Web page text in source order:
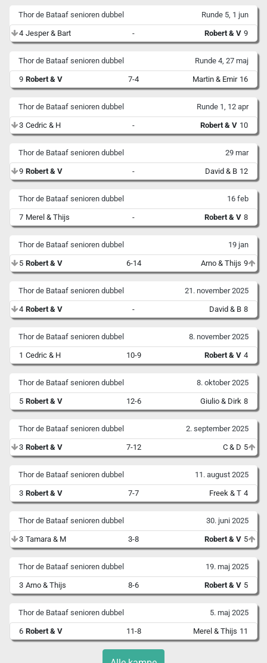
Thor de Bataaf senioren dubbel Runde 5, 1 jun
4 Jesper & Bart - Robert & V 9
Thor de Bataaf senioren dubbel Runde 4, 27 maj
9 Robert & V 7-4 Martin & Emir 16
Thor de Bataaf senioren dubbel Runde 1, 12 apr
3 Cedric & H - Robert & V 10
Thor de Bataaf senioren dubbel 29 mar
9 Robert & V - David & B 12
Thor de Bataaf senioren dubbel 16 feb
7 Merel & Thijs - Robert & V 8
Thor de Bataaf senioren dubbel 19 jan
5 Robert & V 6-14 Arno & Thijs 9
Thor de Bataaf senioren dubbel 21. november 2025
4 Robert & V - David & B 8
Thor de Bataaf senioren dubbel 8. november 2025
1 Cedric & H 10-9 Robert & V 4
Thor de Bataaf senioren dubbel 8. oktober 2025
5 Robert & V 12-6 Giulio & Dirk 8
Thor de Bataaf senioren dubbel 2. september 2025
3 Robert & V 7-12 C & D 5
Thor de Bataaf senioren dubbel 11. august 2025
3 Robert & V 7-7 Freek & T 4
Thor de Bataaf senioren dubbel 30. juni 2025
3 Tamara & M 3-8 Robert & V 5
Thor de Bataaf senioren dubbel 19. maj 2025
3 Arno & Thijs 8-6 Robert & V 5
Thor de Bataaf senioren dubbel 5. maj 2025
6 Robert & V 11-8 Merel & Thijs 11